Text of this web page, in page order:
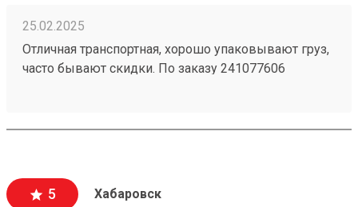
25.02.2025
Отличная транспортная, хорошо упаковывают груз,
часто бывают скидки. По заказу 241077606
5 Хабаровск